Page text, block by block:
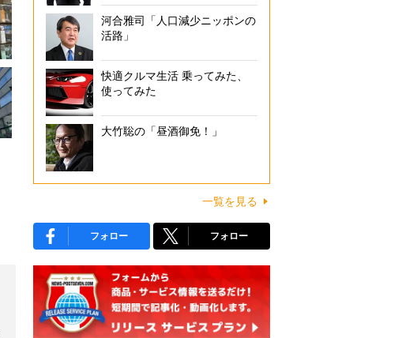
河合雅司「人口減少ニッポンの
活路」
快適クルマ生活 乗ってみた、
使ってみた
大竹聡の「昼酒御免！」
一覧を見る
フォロー フォロー